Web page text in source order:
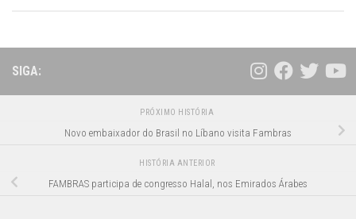
SIGA:
PRÓXIMO HISTÓRIA
Novo embaixador do Brasil no Líbano visita Fambras
HISTÓRIA ANTERIOR
FAMBRAS participa de congresso Halal, nos Emirados Árabes